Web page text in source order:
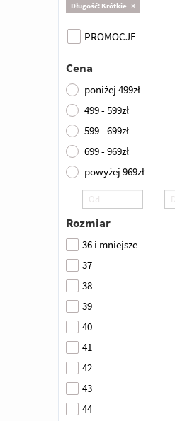
Długość: Krótkie ×
PROMOCJE
Cena
poniżej 499zł
499 - 599zł
599 - 699zł
699 - 969zł
powyżej 969zł
Rozmiar
36 i mniejsze
37
38
39
40
41
42
43
44